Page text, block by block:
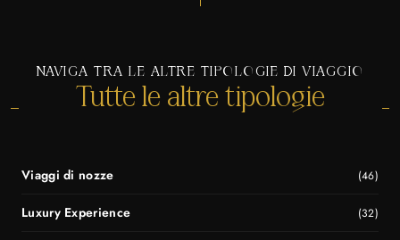
NAVIGA TRA LE ALTRE TIPOLOGIE DI VIAGGIO
Tutte le altre tipologie
Viaggi di nozze (46)
Luxury Experience (32)